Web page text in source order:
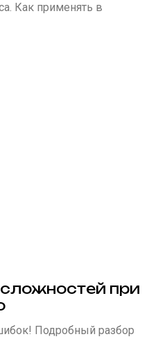
Как применять в
при
Подробный разбор